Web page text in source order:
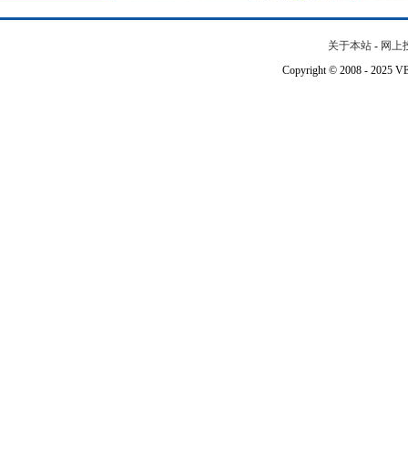
关于本站 - 网上
Copyright © 2008 - 2025